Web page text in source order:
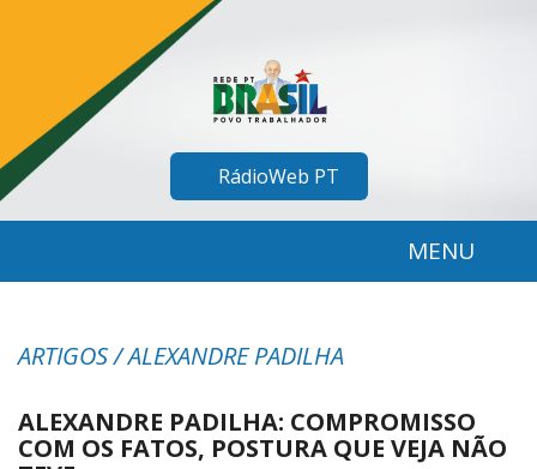
RádioWeb PT
MENU
ARTIGOS / ALEXANDRE PADILHA
ALEXANDRE PADILHA: COMPROMISSO
COM OS FATOS, POSTURA QUE VEJA NÃO